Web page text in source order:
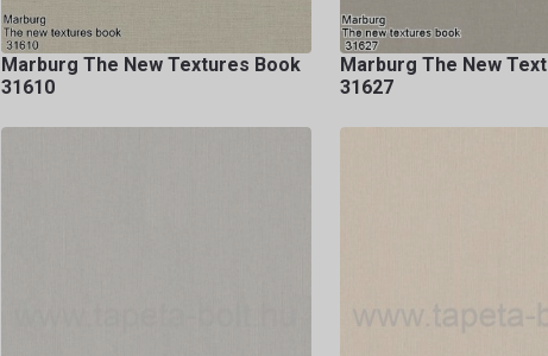
Marburg The New Textures Book
31610
Marburg The New
31627